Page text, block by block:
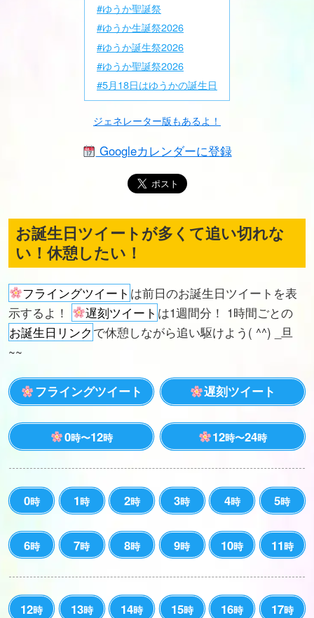
#ゆうか聖誕祭
#ゆうか生誕祭2026
#ゆうか誕生祭2026
#ゆうか聖誕祭2026
#5月18日はゆうかの誕生日
ジェネレーター版もあるよ！
Googleカレンダーに登録
お誕生日ツイートが多くて追い切れな
い！休憩したい！
フライングツイート は前日のお誕生日ツイートを表
示するよ！
遅刻ツイート は1週間分！ 1時間ごとの
お誕生日リンク で休憩しながら追い駆けよう( ^^) _旦
~~
フライングツイート 遅刻ツイート
0時〜12時 12時〜24時
0時 1時 2時 3時 4時 5時
6時 7時 8時 9時 10時 11時
12時 13時 14時 15時 16時 17時